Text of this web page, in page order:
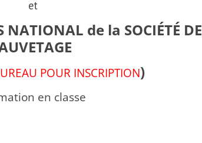
et
NATIONAL de la SOCIÉTÉ DE
POUR INSCRIPTION)
en classe